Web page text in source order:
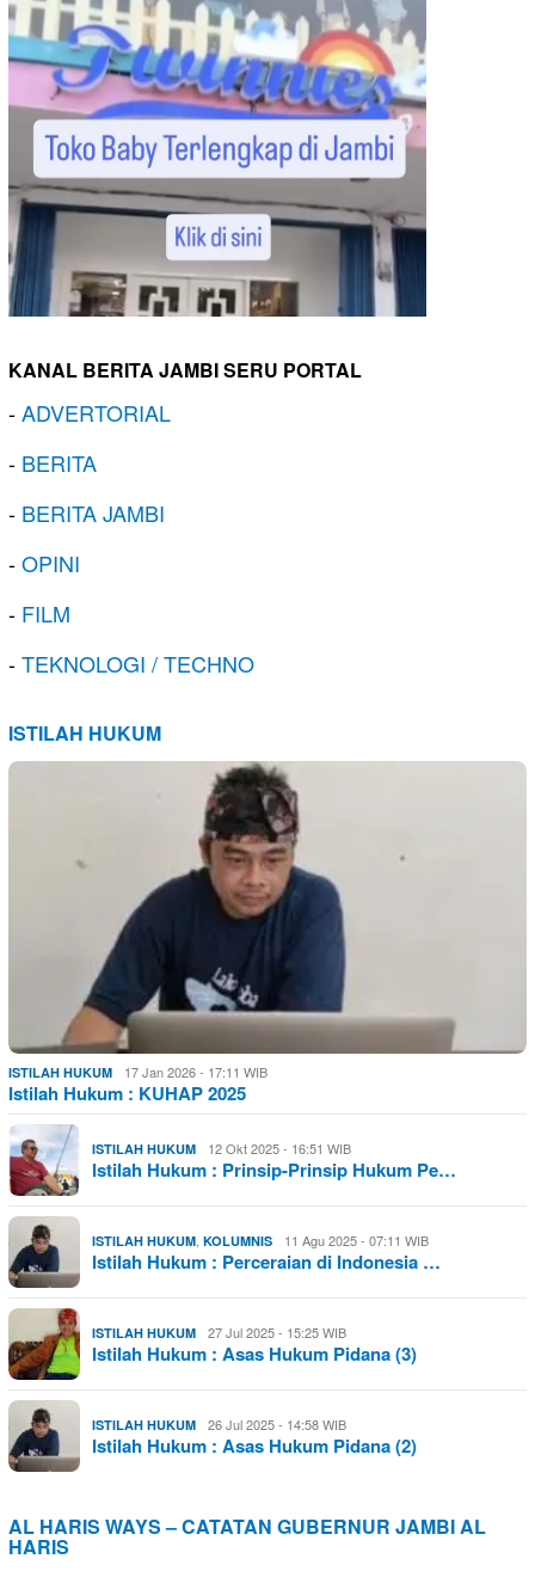
KANAL BERITA JAMBI SERU PORTAL
-ADVERTORIAL
- BERITA
- BERITA JAMBI
-OPINI
- FILM
-TEKNOLOGI / TECHNO
ISTILAH HUKUM
ISTILAH HUKUM 17 Jan 2026 - 17:11 WIB
Istilah Hukum : KUHAP 2025
ISTILAH HUKUM 12 Okt 2025 - 16:51 WIB
Istilah Hukum : Prinsip-Prinsip Hukum Pe…
ISTILAH HUKUM, KOLUMNIS 11 Agu 2025 - 07:11 WIB
Istilah Hukum : Perceraian di Indonesia …
ISTILAH HUKUM 27 Jul 2025 - 15:25 WIB
Istilah Hukum : Asas Hukum Pidana (3)
ISTILAH HUKUM 26 Jul 2025 - 14:58 WIB
Istilah Hukum : Asas Hukum Pidana (2)
AL HARIS WAYS – CATATAN GUBERNUR JAMBI AL
HARIS